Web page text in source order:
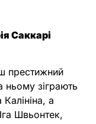
Саккарі
престижний
ньому зіграють
а
Швьонтек,